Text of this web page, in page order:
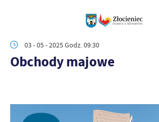
03 - 05 - 2025 Godz. 09:30
Obchody majowe